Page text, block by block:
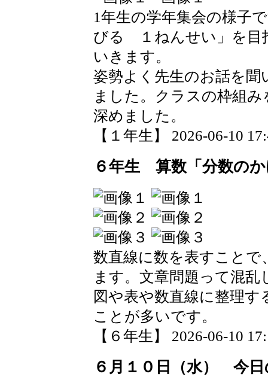
1年生の学年集会の様子
びる １ねんせい」を目
いきます。
姿勢よく先生のお話を聞
ました。クラスの枠組
深めました。
【１年生】 2026-06-10
６年生 算数「分数の
数直線に数を表すこと
ます。文章問題って混
図や表や数直線に整理
ことが多いです。
【６年生】 2026-06-10
６月１０日（水） 今日